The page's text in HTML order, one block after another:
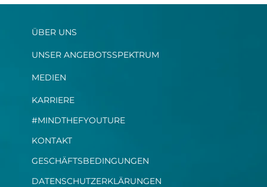
ÜBER UNS
UNSER ANGEBOTSSPEKTRUM
MEDIEN
KARRIERE
#MINDTHEFYOUTURE
KONTAKT
GESCHÄFTSBEDINGUNGEN
DATENSCHUTZERKLÄRUNGEN